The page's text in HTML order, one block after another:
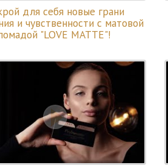
для себя новые грани
и чувственности с матовой
"LOVE MATTE"!